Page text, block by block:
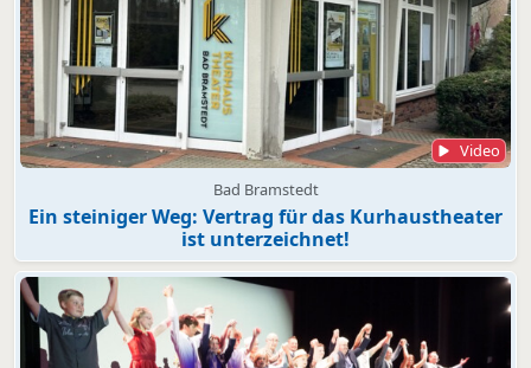
Video
Bad Bramstedt
Ein steiniger Weg: Vertrag für das Kurhaustheater
ist unterzeichnet!